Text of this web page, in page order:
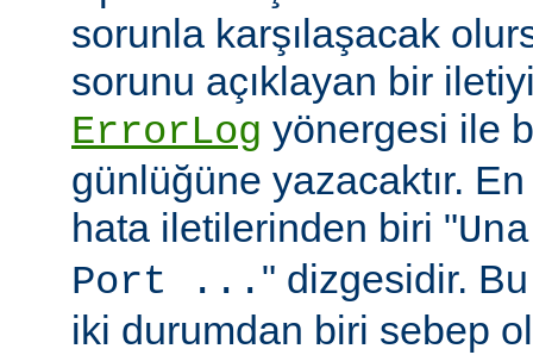
sorunla karşılaşacak
sorunu açıklayan bir
ErrorLog yönergesi ile
günlüğüne yazacaktır. En
hata iletilerinden biri "
Port ... " dizgesidir.
iki durumdan biri sebep